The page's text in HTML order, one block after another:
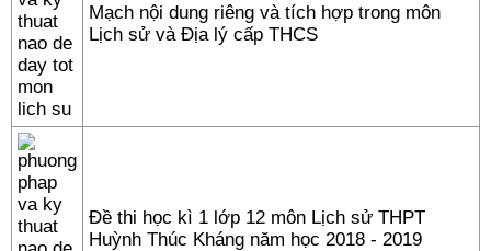
Mạch nội dung riêng và tích hợp trong môn
Lịch sử và Địa lý cấp THCS
Đề thi học kì 1 lớp 12 môn Lịch sử THPT
Huỳnh Thúc Kháng năm học 2018 - 2019